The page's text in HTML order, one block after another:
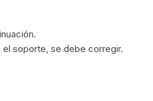
soporte, se debe corregir.